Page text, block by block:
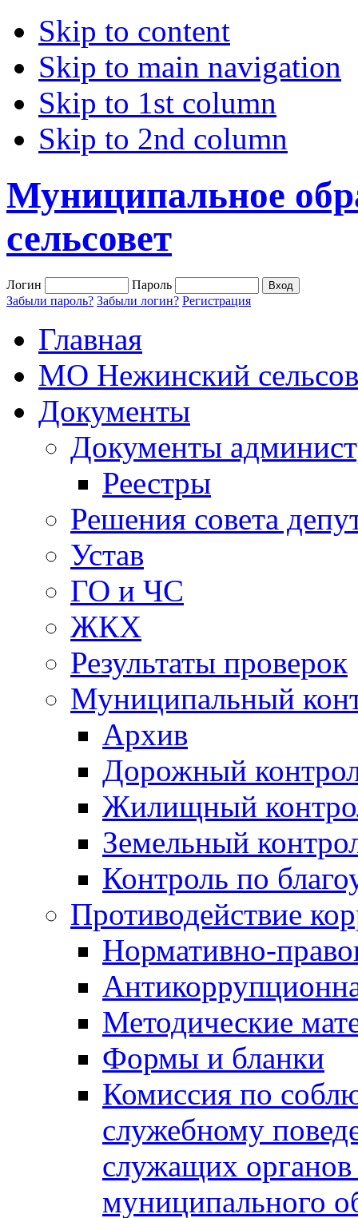
Skip to content
Skip to main navigation
Skip to 1st column
Skip to 2nd column
Муниципальное
сельсовет
Логин
Пароль
Забыли пароль? Забыли логин? Регистрация
Главная
МО Нежинский
Документы
Документы
Реестры
Решения совета
Устав
ГО и ЧС
ЖКХ
Результаты проверок
Муниципальный
Архив
Дорожный
Жилищный
Земельный
Контроль по
Противодействие
Нормативно-
Методические
Формы и бланки
Комиссия по
служебному
служащих органов
муниципального